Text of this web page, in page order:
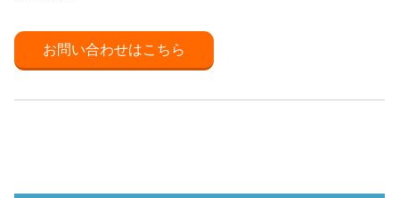
お問い合わせはこちら